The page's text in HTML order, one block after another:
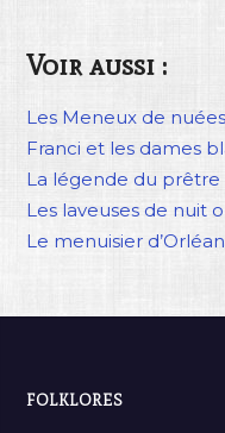
Voir aussi :
Les Meneux de nuées
Franci et les dames
La légende du prêtre
Les laveuses de nuit
Le menuisier
FOLKLORES